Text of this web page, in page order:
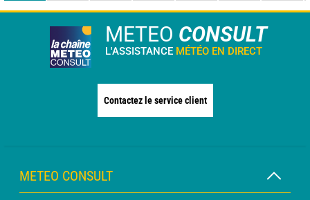
METEO CONSULT
L'ASSISTANCE MÉTÉO EN DIRECT
Contactez le service client
METEO CONSULT